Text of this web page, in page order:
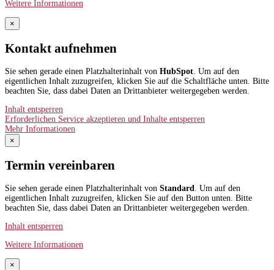
Weitere Informationen
×
Kontakt aufnehmen
Sie sehen gerade einen Platzhalterinhalt von HubSpot. Um auf den
eigentlichen Inhalt zuzugreifen, klicken Sie auf die Schaltfläche unten. Bitte
beachten Sie, dass dabei Daten an Drittanbieter weitergegeben werden.
Inhalt entsperren
Erforderlichen Service akzeptieren und Inhalte entsperren
Mehr Informationen
×
Termin vereinbaren
Sie sehen gerade einen Platzhalterinhalt von Standard
. Um auf den
eigentlichen Inhalt zuzugreifen, klicken Sie auf den Button unten. Bitte
beachten Sie, dass dabei Daten an Drittanbieter weitergegeben werden.
Inhalt entsperren
Weitere Informationen
×